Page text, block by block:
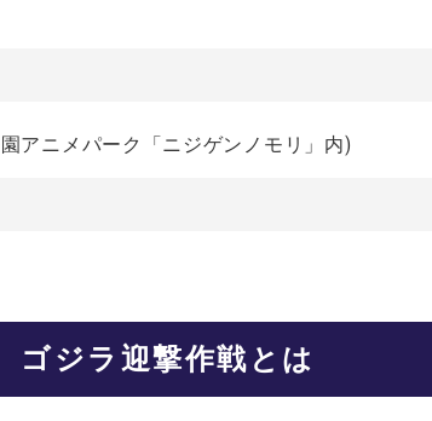
アニメパーク「ニジゲンノモリ」内)
ゴジラ迎撃作戦とは